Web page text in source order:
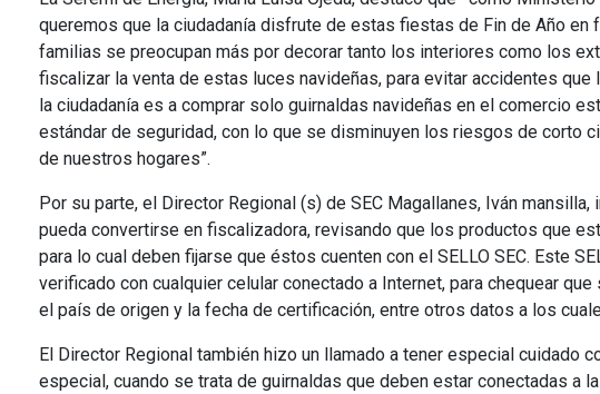
queremos que la ciudadanía disfrute de estas fiestas de Fin de Año en
familias se preocupan más por decorar tanto los interiores como los
fiscalizar la venta de estas luces navideñas, para evitar accidentes
la ciudadanía es a comprar solo guirnaldas navideñas en el comercio
estándar de seguridad, con lo que se disminuyen los riesgos de corto
de nuestros hogares”.
Por su parte, el Director Regional (s) de SEC Magallanes, Iván
pueda convertirse en fiscalizadora, revisando que los productos que
para lo cual deben fijarse que éstos cuenten con el SELLO SEC. Este
verificado con cualquier celular conectado a Internet, para chequear
el país de origen y la fecha de certificación, entre otros datos a los
El Director Regional también hizo un llamado a tener especial cuidado
especial, cuando se trata de guirnaldas que deben estar conectadas a